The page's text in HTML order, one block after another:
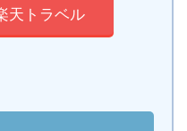
天トラベル